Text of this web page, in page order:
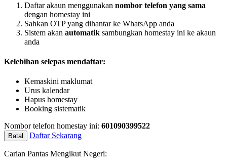
Daftar akaun menggunakan nombor telefon yang sama
dengan homestay ini
Sahkan OTP yang dihantar ke WhatsApp anda
Sistem akan automatik sambungkan homestay ini ke akaun
anda
Kelebihan selepas mendaftar:
Kemaskini maklumat
Urus kalendar
Hapus homestay
Booking sistematik
Nombor telefon homestay ini: 601090399522
Batal Daftar Sekarang
Carian Pantas Mengikut Negeri: